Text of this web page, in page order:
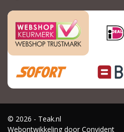
© 2026 - Teak.nl
Webontwikkeling door Convident